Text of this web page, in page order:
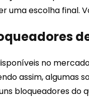
uma escolha final.
no
assim, algumas
bloqueadores do